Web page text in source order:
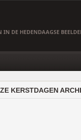
DE HEDENDAAGSE
KERSTDAGEN